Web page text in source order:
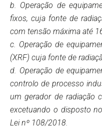
b. Operação de
fixos, cuja fonte de
com tensão máxima até
c. Operação de
(XRF) cuja fonte de
d. Operação de
controlo de processo
um gerador de radiação
excetuando o disposto
Lei nº 108/2018.